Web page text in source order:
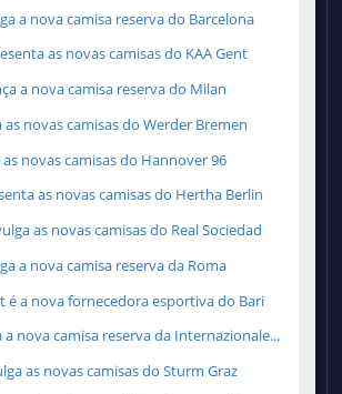
a nova camisa reserva do Barcelona
as novas camisas do KAA Gent
a nova camisa reserva do Milan
as novas camisas do Werder Bremen
as novas camisas do Hannover 96
as novas camisas do Hertha Berlin
as novas camisas do Real Sociedad
a nova camisa reserva da Roma
é a nova fornecedora esportiva do Bari
a nova camisa reserva da Internazionale...
as novas camisas do Sturm Graz